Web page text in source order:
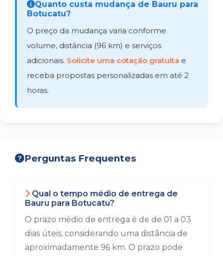
Quanto custa mudança de Bauru para
Botucatu?
O preço da mudança varia conforme
volume, distância (96 km) e serviços
adicionais. Solicite uma cotação gratuita e
receba propostas personalizadas em até 2
horas.
Perguntas Frequentes
Qual o tempo médio de entrega de
Bauru para Botucatu?
O prazo médio de entrega é de de 01 a 03
dias úteis, considerando uma distância de
aproximadamente 96 km. O prazo pode